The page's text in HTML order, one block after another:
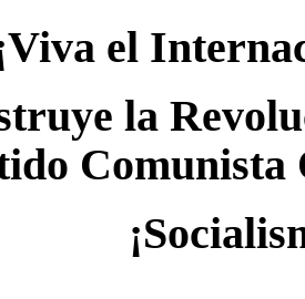
el
la
Comunista